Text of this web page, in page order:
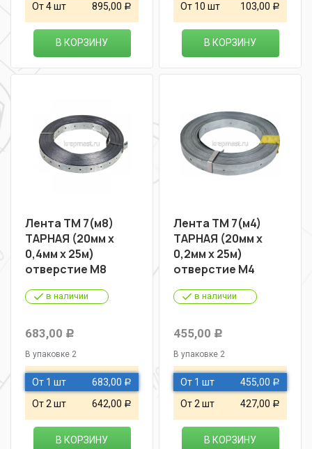
От 4 шт 895,00 Р
В КОРЗИНУ
От 10 шт 103,00 Р
В КОРЗИНУ
Лента ТМ 7(м8)
ТАРНАЯ (20мм х
0,4мм х 25м)
отверстие М8
в наличии
683,00 Р
В упаковке 2
От 1 шт 683,00 Р
От 2 шт 642,00 Р
В КОРЗИНУ
Лента ТМ 7(м4)
ТАРНАЯ (20мм х
0,2мм х 25м)
отверстие М4
в наличии
455,00 Р
В упаковке 2
От 1 шт 455,00 Р
От 2 шт 427,00 Р
В КОРЗИНУ